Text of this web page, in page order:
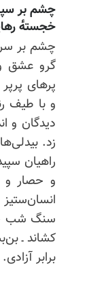
چشم بر
خجسته‌ٔ
چشم بر
گرو عشق
پرهای
و با طیف
دیدگان و
زد.
راهیان
و حصار و
سنگ شب
کشاند ـ
برابر آزادی.